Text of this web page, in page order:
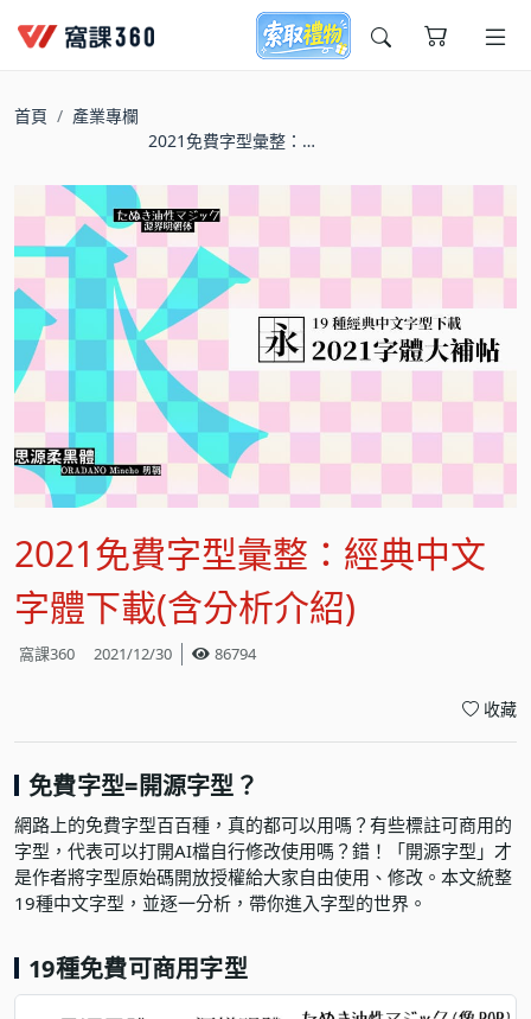
今天想要學什麼?
窩課推薦給您
首頁
產業專欄
2021免費字型彙整：經
介紹)
2021免費字型彙整：經典中文
字體下載(含分析介紹)
窩課360 2021/12/30 86794
收藏
免費字型=開源字型？
網路上的免費字型百百種，真的都可以用嗎？有些標註可商用的
字型，代表可以打開AI檔自行修改使用嗎？錯！「開源字型」才
是作者將字型原始碼開放授權給大家自由使用、修改。本文統整
19種中文字型，並逐一分析，帶你進入字型的世界。
19種免費可商用字型